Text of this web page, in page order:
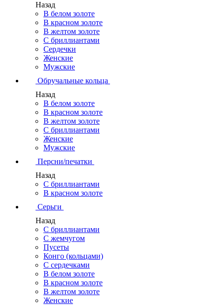
Назад
В белом золоте
В красном золоте
В желтом золоте
С бриллиантами
Сердечки
Женские
Мужские
Обручальные кольца
Назад
В белом золоте
В красном золоте
В желтом золоте
С бриллиантами
Женские
Мужские
Персни/печатки
Назад
С бриллиантами
В красном золоте
Серьги
Назад
С бриллиантами
С жемчугом
Пусеты
Конго (кольцами)
С сердечками
В белом золоте
В красном золоте
В желтом золоте
Женские